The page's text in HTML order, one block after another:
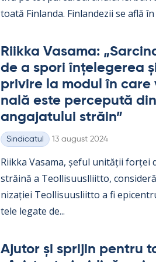
toată Fin­landa. Fin­lan­dezii se află
Riikka Va­sama:
de a spori înțe­le­ge­rea
pri­vire la mo­dul în
nală este perce­pută
an­ga­ja­tu­lui străin”
Categorii
Sindicatul Kirjoitettu
13 august 2024
Riikka Va­sama, șe­ful unității forței
străină a Teol­li­suusl­liitto,
nizației Teol­li­suus­liitto a fi
tele le­gate de...
Aju­tor și spri­jin pentru